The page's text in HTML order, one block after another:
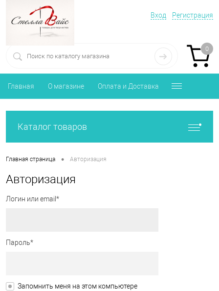
Вход Регистрация
0
Главная О магазине Оплата и Доставка
Каталог товаров
Главная страница • Авторизация
Авторизация
Логин или email*
Пароль*
Запомнить меня на этом компьютере